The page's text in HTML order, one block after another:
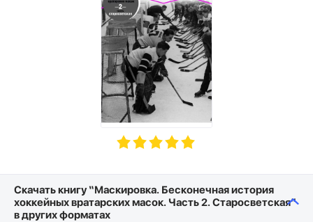
Скачать книгу “Маскировка. Бесконечная история
хоккейных вратарских масок. Часть 2. Старосветская”
в других форматах